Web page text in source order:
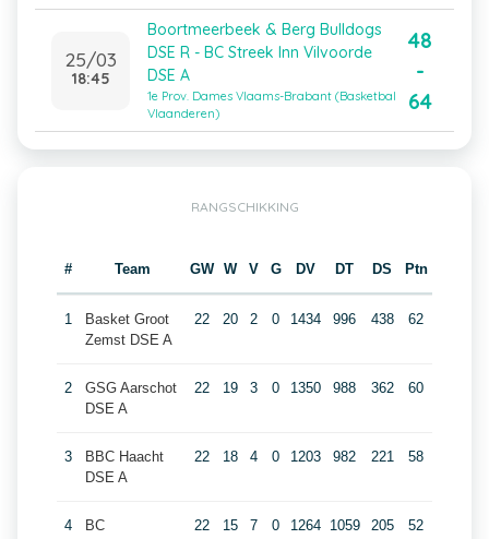
25/03
18:45
Boortmeerbeek & Berg Bulldogs
DSE R - BC Streek Inn Vilvoorde
DSE A
1e Prov. Dames Vlaams-Brabant (Basketbal
Vlaanderen)
48
-
64
RANGSCHIKKING
# Team GW W V G DV DT DS Ptn
1
Basket Groot
Zemst DSE A
22 20 2 0 1434 996 438 62
2
GSG Aarschot
DSE A
22 19 3 0 1350 988 362 60
3
BBC Haacht
DSE A
22 18 4 0 1203 982 221 58
4
BC
22 15 7 0 1264 1059 205 52